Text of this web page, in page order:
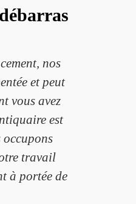
nos
et peut
vous avez
est
occupons
travail
à portée de